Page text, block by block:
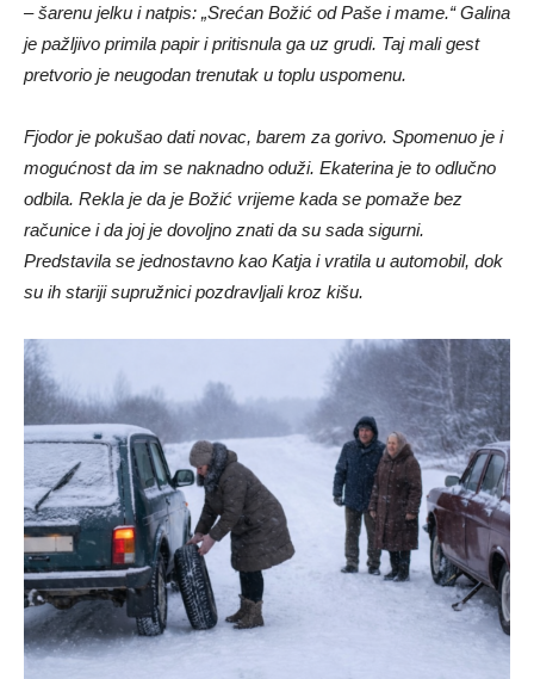
– šarenu jelku i natpis: „Srećan Božić od Paše i mame.“ Galina
je pažljivo primila papir i pritisnula ga uz grudi. Taj mali gest
pretvorio je neugodan trenutak u toplu uspomenu.
Fjodor je pokušao dati novac, barem za gorivo. Spomenuo je i
mogućnost da im se naknadno oduži. Ekaterina je to odlučno
odbila. Rekla je da je Božić vrijeme kada se pomaže bez
računice i da joj je dovoljno znati da su sada sigurni.
Predstavila se jednostavno kao Katja i vratila u automobil, dok
su ih stariji supružnici pozdravljali kroz kišu.